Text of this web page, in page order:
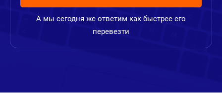
А мы сегодня же ответим как быстрее его
перевезти